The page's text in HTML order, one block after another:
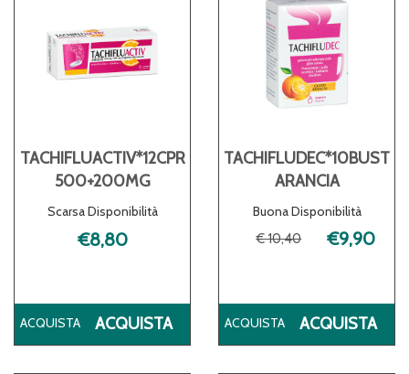
TACHIFLUACTIV*12CPR
500+200MG
Scarsa Disponibilità
€8,80
ACQUISTA
ACQUISTA TACHIFLUACTIV*12CPR
TACHIFLUDEC*10BUST
ARANCIA
Buona Disponibilità
€ 10,40 €9,90
ACQUISTA